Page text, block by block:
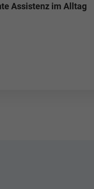
Assistenz im Alltag